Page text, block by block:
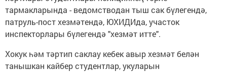
тармакларында - ведомстводан тыш сак бүлегендә,
патруль-пост хезмәтендә, ЮХИДИда, участок
инспекторлары бүлегендә "хезмәт итте".
Хокук һәм тәртип саклау кебек авыр хезмәт белән
танышкан кайбер студентлар, укуларын